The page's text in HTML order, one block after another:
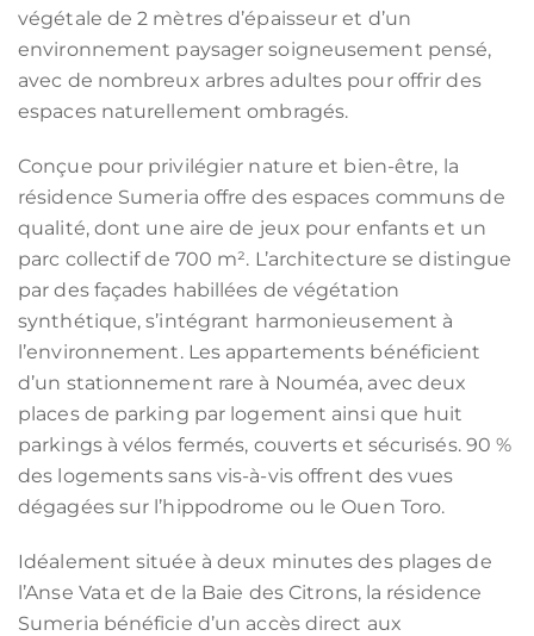
végétale de 2 mètres d’épaisseur et d’un
environnement paysager soigneusement pensé,
avec de nombreux arbres adultes pour offrir des
espaces naturellement ombragés.
Conçue pour privilégier nature et bien-être, la
résidence Sumeria offre des espaces communs de
qualité, dont une aire de jeux pour enfants et un
parc collectif de 700 m². L’architecture se distingue
par des façades habillées de végétation
synthétique, s’intégrant harmonieusement à
l’environnement. Les appartements bénéficient
d’un stationnement rare à Nouméa, avec deux
places de parking par logement ainsi que huit
parkings à vélos fermés, couverts et sécurisés. 90 %
des logements sans vis-à-vis offrent des vues
dégagées sur l’hippodrome ou le Ouen Toro.
Idéalement située à deux minutes des plages de
l’Anse Vata et de la Baie des Citrons, la résidence
Sumeria bénéficie d’un accès direct aux